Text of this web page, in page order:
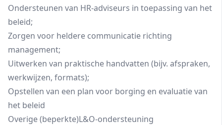
Ondersteunen van HR‑adviseurs in toepassing van het
beleid;
Zorgen voor heldere communicatie richting
management;
Uitwerken van praktische handvatten (bijv. afspraken,
werkwijzen, formats);
Opstellen van een plan voor borging en evaluatie van
het beleid
Overige (beperkte)L&O‑ondersteuning